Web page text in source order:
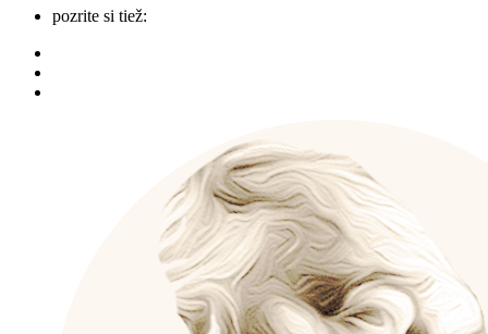
pozrite si tiež: